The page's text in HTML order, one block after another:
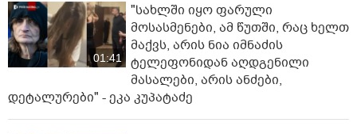
01:41
"სახლში იყო ფარული
მოსასმენები, ამ წუთში, რაც ხელთ
მაქვს, არის ნია იმნაძის
ტელეფონიდან აღდგენილი
მასალები, არის ანძები,
დეტალურები" - ეკა კუპატაძე